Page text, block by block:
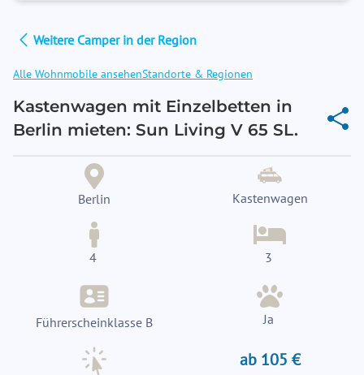
Weitere Camper in der Region
Alle Wohnmobile ansehenStandorte & Regionen
Kastenwagen mit Einzelbetten in
Berlin mieten: Sun Living V 65 SL.
Berlin Kastenwagen
4 3
Führerscheinklasse B Ja
ab 105 €